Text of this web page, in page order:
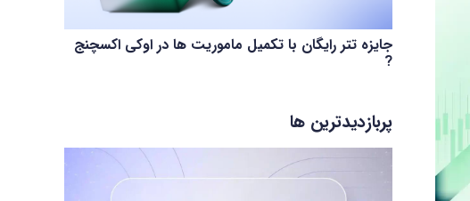
جایزه تتر رایگان با تکمیل ماموریت ها در اوکی اکسچنج
?
پربازدیدترین ها